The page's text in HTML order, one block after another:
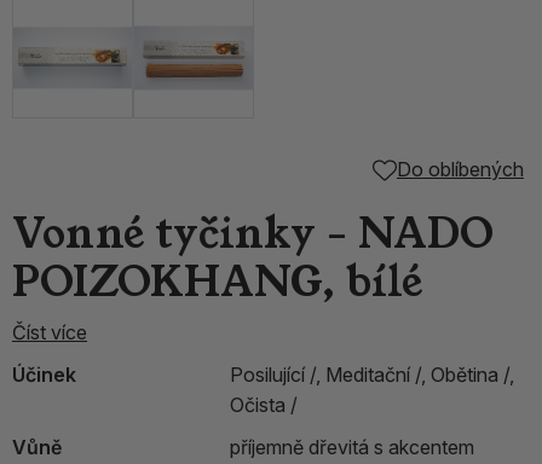
Do oblíbených
Vonné tyčinky - NADO
POIZOKHANG, bílé
Číst více
Účinek
Posilující /, Meditační /, Obětina /,
Očista /
Vůně
příjemně dřevitá s akcentem